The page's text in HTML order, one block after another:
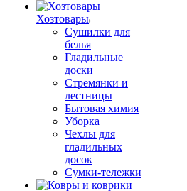
Хозтовары
Сушилки для
белья
Гладильные
доски
Стремянки и
лестницы
Бытовая химия
Уборка
Чехлы для
гладильных
досок
Сумки-тележки